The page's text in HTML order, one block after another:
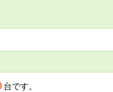
台です。